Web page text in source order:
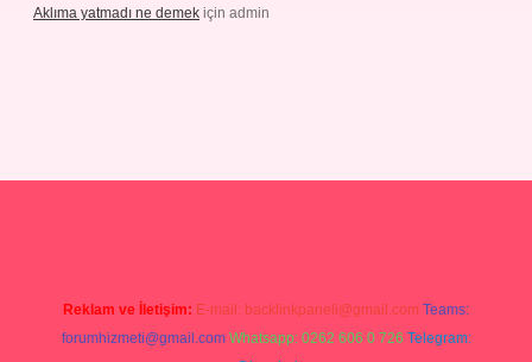
Aklıma yatmadı ne demek için admin
Reklam ve İletişim: E-mail: backlinkpaneli@gmail.com Teams:
forumhizmeti@gmail.com Whatsapp: 0262 606 0 726 Telegram: